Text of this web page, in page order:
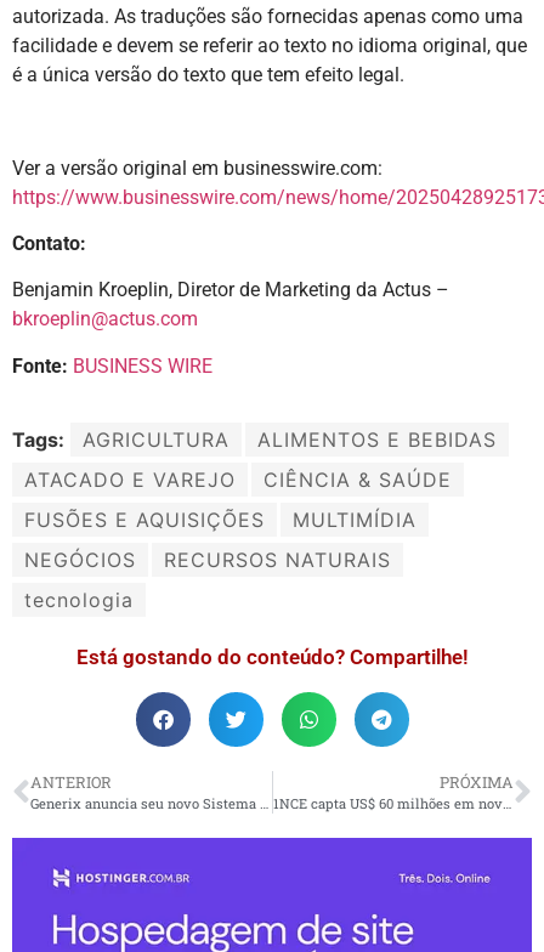
autorizada. As traduções são fornecidas apenas como uma
facilidade e devem se referir ao texto no idioma original, que
é a única versão do texto que tem efeito legal.
Ver a versão original em businesswire.com:
https://www.businesswire.com/news/home/
Contato:
Benjamin Kroeplin, Diretor de Marketing da Actus –
bkroeplin@actus.com
Fonte: BUSINESS WIRE
Tags: AGRICULTURA
ALIMENTOS E BEBIDAS
ATACADO E VAREJO
CIÊNCIA & SAÚDE
FUSÕES E AQUISIÇÕES
MULTIMÍDIA
NEGÓCIOS
RECURSOS NATURAIS
tecnologia
Está gostando do conteúdo? Compartilhe!
ANTERIOR
Generix anuncia seu novo Sistema de Gestão de Recursos (RMS) com inteligência artificial para otimizar de maneira inteligente todos os recursos de armazéns
PRÓXIMA
1NCE capta US$ 60 milhões em nova rodada de financiamento